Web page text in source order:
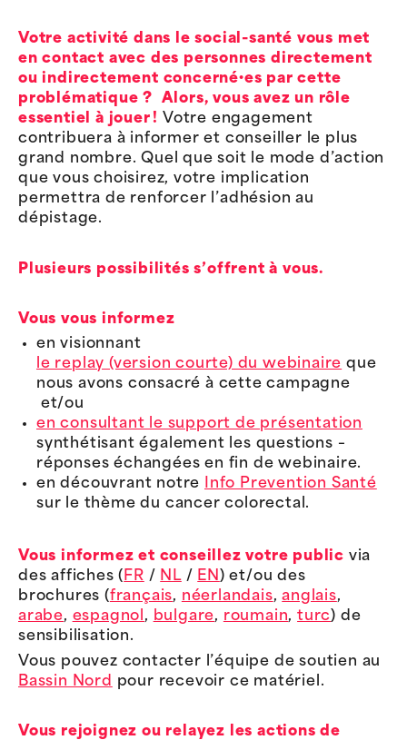
Votre activité dans le social-santé vous met
en contact avec des personnes directement
ou indirectement concerné·es par cette
problématique ? Alors, vous avez un rôle
essentiel à jouer ! Votre engagement
contribuera à informer et conseiller le plus
grand nombre. Quel que soit le mode d’action
que vous choisirez, votre implication
permettra de renforcer l’adhésion au
dépistage.
Plusieurs possibilités s’offrent à vous.
Vous vous informez
en visionnant
le replay (version courte) du webinaire que
nous avons consacré à cette campagne
et/ou
en consultant le support de présentation
synthétisant également les questions –
réponses échangées en fin de webinaire.
en découvrant notre Info Prevention Santé
sur le thème du cancer colorectal.
Vous informez et conseillez votre public via
des affiches ( FR / NL/ EN ) et/ou des
brochures (français, néerlandais,anglais,
arabe, espagnol , bulgare, roumain,turc) de
sensibilisation.
Vous pouvez contacter l’équipe de soutien au
Bassin Nord pour recevoir ce matériel.
Vous rejoignez ou relayez les actions de